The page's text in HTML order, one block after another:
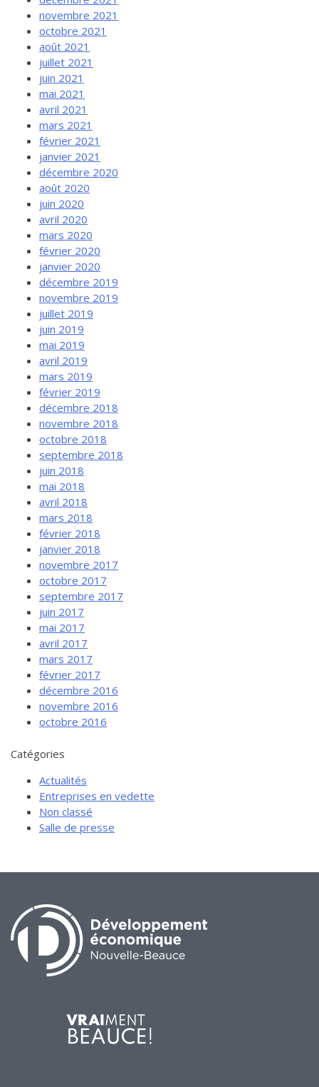
novembre 2021
octobre 2021
août 2021
juillet 2021
juin 2021
mai 2021
avril 2021
mars 2021
février 2021
janvier 2021
décembre 2020
août 2020
juin 2020
avril 2020
mars 2020
février 2020
janvier 2020
décembre 2019
novembre 2019
juillet 2019
juin 2019
mai 2019
avril 2019
mars 2019
février 2019
décembre 2018
novembre 2018
octobre 2018
septembre 2018
juin 2018
mai 2018
avril 2018
mars 2018
février 2018
janvier 2018
novembre 2017
octobre 2017
septembre 2017
juin 2017
mai 2017
avril 2017
mars 2017
février 2017
décembre 2016
novembre 2016
octobre 2016
Catégories
Actualités
Entreprises en vedette
Non classé
Salle de presse